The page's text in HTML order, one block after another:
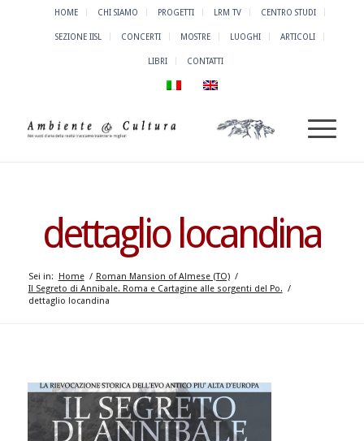
HOME CHI SIAMO PROGETTI LRM TV CENTRO STUDI
SEZIONE IISL CONCERTI MOSTRE LUOGHI ARTICOLI
LIBRI CONTATTI
dettaglio locandina
Sei in: Home / Roman Mansion of Almese (TO) /
Il Segreto di Annibale. Roma e Cartagine alle sorgenti del Po. /
dettaglio locandina